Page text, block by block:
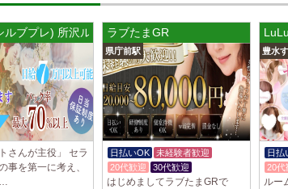
ルブプレ) 所沢ルーム
さんが主役」 セラ
事を第一に考え、
…
ラブたまGR
県庁前駅
日払いOK
未経験者歓迎
20代歓迎
30代歓迎
はじめましてラブたまGRで
豊水
日払
20代
ルー